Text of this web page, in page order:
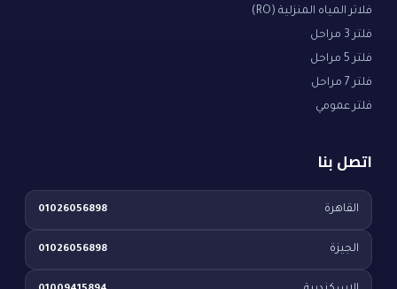
فلاتر المياه المنزلية (RO)
فلتر 3 مراحل
فلتر 5 مراحل
فلتر 7 مراحل
فلتر عمومي
اتصل بنا
القاهرة 01026056898
الجيزة 01026056898